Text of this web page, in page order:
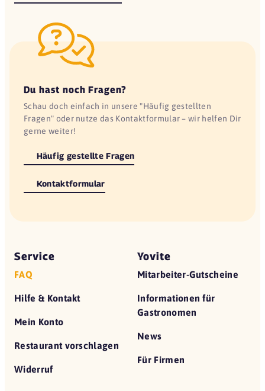
Du hast noch Fragen?
Schau doch einfach in unsere "Häufig gestellten
Fragen" oder nutze das Kontaktformular – wir helfen Dir
gerne weiter!
Häufig gestellte Fragen
Kontaktformular
Service
FAQ
Hilfe & Kontakt
Mein Konto
Restaurant vorschlagen
Widerruf
Yovite
Mitarbeiter-Gutscheine
Informationen für
Gastronomen
News
Für Firmen